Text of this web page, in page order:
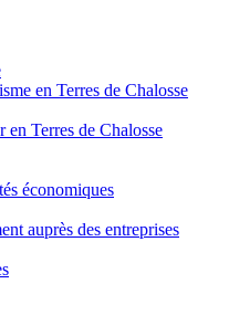
en Terres de Chalosse
en Terres de Chalosse
économiques
auprès des entreprises